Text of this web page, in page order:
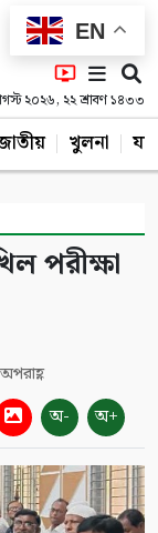
EN
২০২৬, ২২ শ্রাবণ ১৪৩৩
খুলনা
পরীক্ষা
অ- অ+